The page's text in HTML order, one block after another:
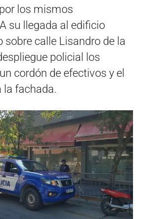
los mismos
su llegada al edificio
sobre calle Lisandro de la
policial los
cordón de efectivos y el
la fachada.